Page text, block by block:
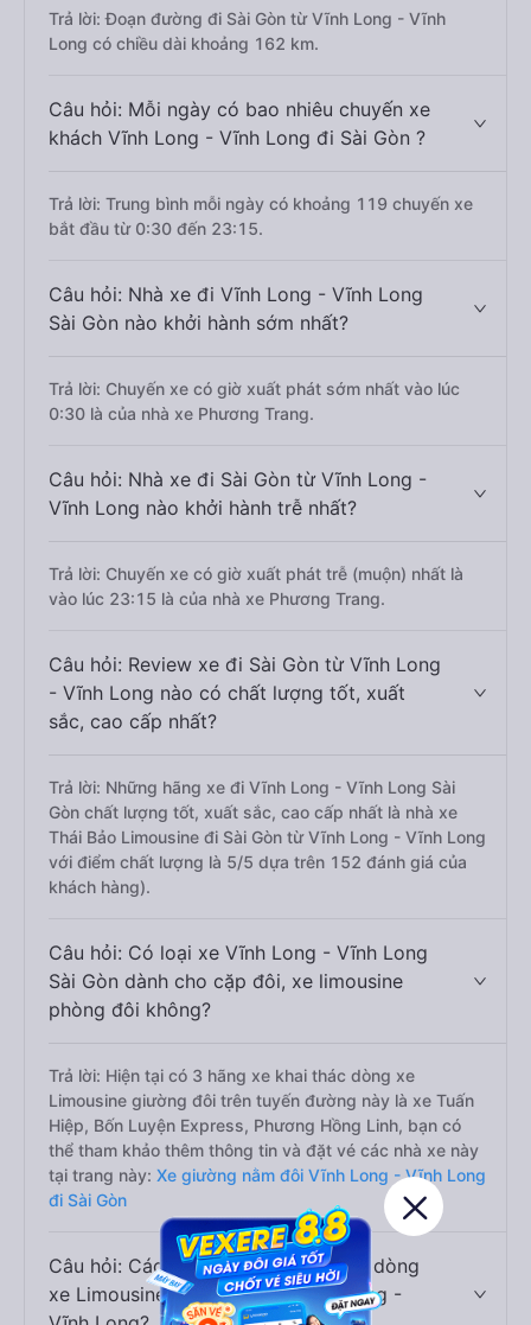
Trả lời: Đoạn đường đi Sài Gòn từ Vĩnh Long - Vĩnh
Long có chiều dài khoảng 162 km.
Câu hỏi: Mỗi ngày có bao nhiêu chuyến xe
khách Vĩnh Long - Vĩnh Long đi Sài Gòn ?
Trả lời: Trung bình mỗi ngày có khoảng 119 chuyến xe
bắt đầu từ 0:30 đến 23:15.
Câu hỏi: Nhà xe đi Vĩnh Long - Vĩnh Long
Sài Gòn nào khởi hành sớm nhất?
Trả lời: Chuyến xe có giờ xuất phát sớm nhất vào lúc
0:30 là của nhà xe Phương Trang.
Câu hỏi: Nhà xe đi Sài Gòn từ Vĩnh Long -
Vĩnh Long nào khởi hành trễ nhất?
Trả lời: Chuyến xe có giờ xuất phát trễ (muộn) nhất là
vào lúc 23:15 là của nhà xe Phương Trang.
Câu hỏi: Review xe đi Sài Gòn từ Vĩnh Long
- Vĩnh Long nào có chất lượng tốt, xuất
sắc, cao cấp nhất?
Trả lời: Những hãng xe đi Vĩnh Long - Vĩnh Long Sài
Gòn chất lượng tốt, xuất sắc, cao cấp nhất là nhà xe
Thái Bảo Limousine đi Sài Gòn từ Vĩnh Long - Vĩnh Long
với điểm chất lượng là 5/5 dựa trên 152 đánh giá của
khách hàng).
Câu hỏi: Có loại xe Vĩnh Long - Vĩnh Long
Sài Gòn dành cho cặp đôi, xe limousine
phòng đôi không?
Trả lời: Hiện tại có 3 hãng xe khai thác dòng xe
Limousine giường đôi trên tuyến đường này là xe Tuấn
Hiệp, Bốn Luyện Express, Phương Hồng Linh, bạn có
thể tham khảo thêm thông tin và đặt vé các nhà xe này
tại trang này: Xe giường nằm đôi Vĩnh Long - Vĩnh Long
đi Sài Gòn
Câu hỏi: Các hãng xe nào khai thác dòng
xe Limousine đi Sài Gòn từ Vĩnh Long -